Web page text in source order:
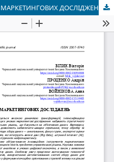
ДОСЛІДЖЕНЬ